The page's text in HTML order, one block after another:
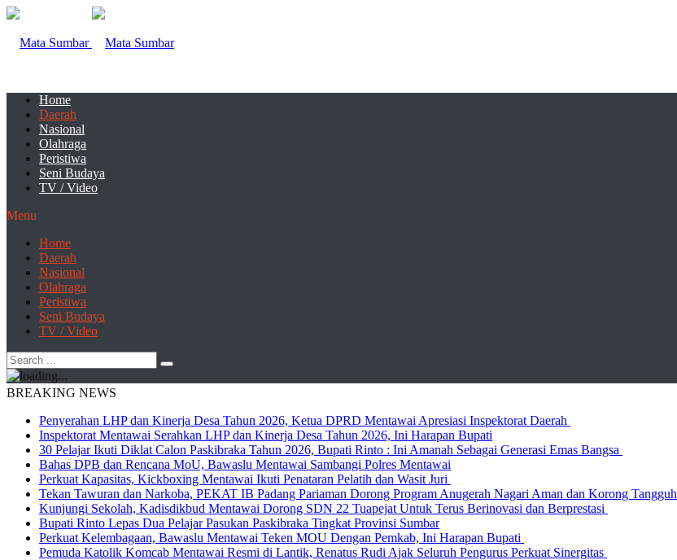
Home
Daerah
Nasional
Olahraga
Peristiwa
Seni Budaya
TV / Video
Menu
Home
Daerah
Nasional
Olahraga
Peristiwa
Seni Budaya
TV / Video
BREAKING NEWS
Penyerahan LHP dan Kinerja Desa Tahun 2026, Ketua DPRD Mentawai Apresiasi Inspektorat Daerah
Inspektorat Mentawai Serahkan LHP dan Kinerja Desa Tahun 2026, Ini Harapan Bupati
30 Pelajar Ikuti Diklat Calon Paskibraka Tahun 2026, Bupati Rinto : Ini Amanah Sebagai Generasi Emas Bangsa
Bahas DPB dan Rencana MoU, Bawaslu Mentawai Sambangi Polres Mentawai
Perkuat Kapasitas, Kickboxing Mentawai Ikuti Penataran Pelatih dan Wasit Juri
Tekan Tawuran dan Narkoba, PEKAT IB Padang Pariaman Dorong Program Anugerah Nagari Aman dan Korong Tangguh
Kunjungi Sekolah, Kadisdikbud Mentawai Dorong SDN 22 Tuapejat Untuk Terus Berinovasi dan Berprestasi
Bupati Rinto Lepas Dua Pelajar Pasukan Paskibraka Tingkat Provinsi Sumbar
Perkuat Kelembagaan, Bawaslu Mentawai Teken MOU Dengan Pemkab, Ini Harapan Bupati
Pemuda Katolik Komcab Mentawai Resmi di Lantik, Renatus Rudi Ajak Seluruh Pengurus Perkuat Sinergitas